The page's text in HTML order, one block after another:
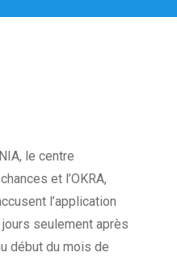
le centre
et l’OKRA,
l’application
seulement après
début du mois de